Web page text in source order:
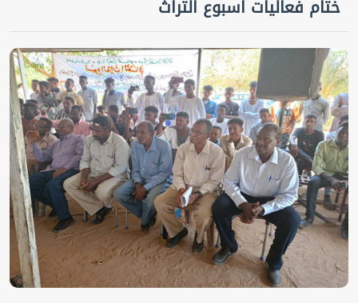
ختام فعاليات اسبوع التراث